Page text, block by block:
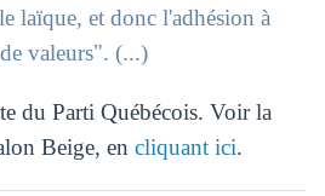
laïque, et donc l'adhésion à
valeurs". (...)
du Parti Québécois. Voir la
Beige, en cliquant ici.